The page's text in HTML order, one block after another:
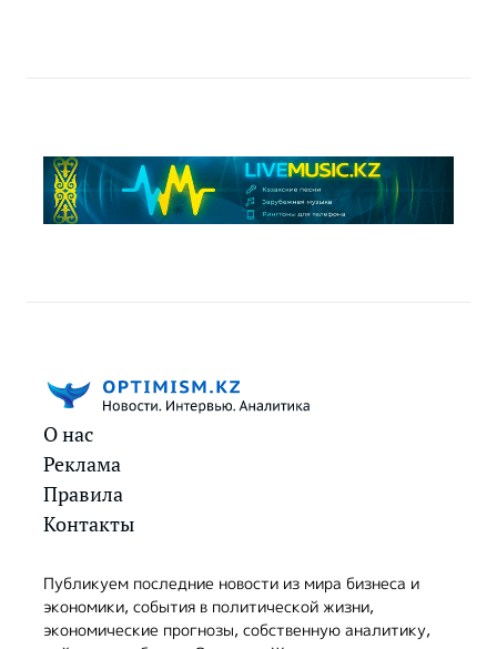
О нас
Реклама
Правила
Контакты
Публикуем последние новости из мира бизнеса и
экономики, события в политической жизни,
экономические прогнозы, собственную аналитику,